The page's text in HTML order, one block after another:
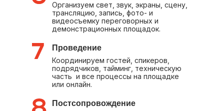
Постсопровождение
Координируем гостей, спикеров,
подрядчиков, тайминг, техническую
часть и все процессы на площадке
или онлайн.
Проведение
Организуем свет, звук, экраны, сцену,
трансляцию, запись, фото- и
видеосъемку переговорных и
демонстрационных площадок.